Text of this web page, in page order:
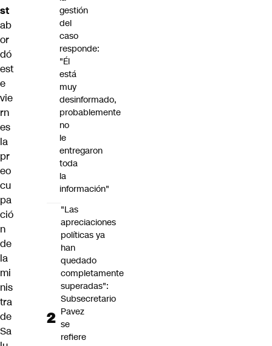
st
ab
or
dó
est
e
vie
rn
es
la
pr
eo
cu
pa
ció
n
de
la
mi
nis
tra
de
Sa
gestión
del
caso
responde:
"Él
está
muy
desinformado,
probablemente
no
le
entregaron
toda
la
información"
"Las
apreciaciones
políticas ya
han
quedado
completamente
superadas":
Subsecretario
Pavez
se
refiere